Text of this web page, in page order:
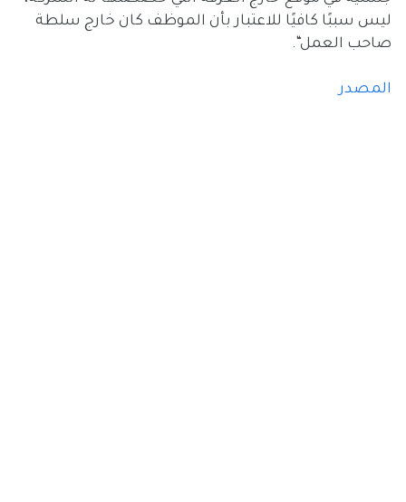
ليس سببًا كافيًا للاعتبار بأن الموظف كان خارج سلطة
صاحب العمل“.
المصدر